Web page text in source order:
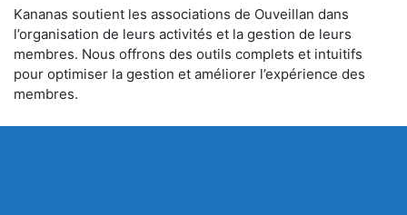
Kananas soutient les associations de Ouveillan dans
l’organisation de leurs activités et la gestion de leurs
membres. Nous offrons des outils complets et intuitifs
pour optimiser la gestion et améliorer l’expérience des
membres.